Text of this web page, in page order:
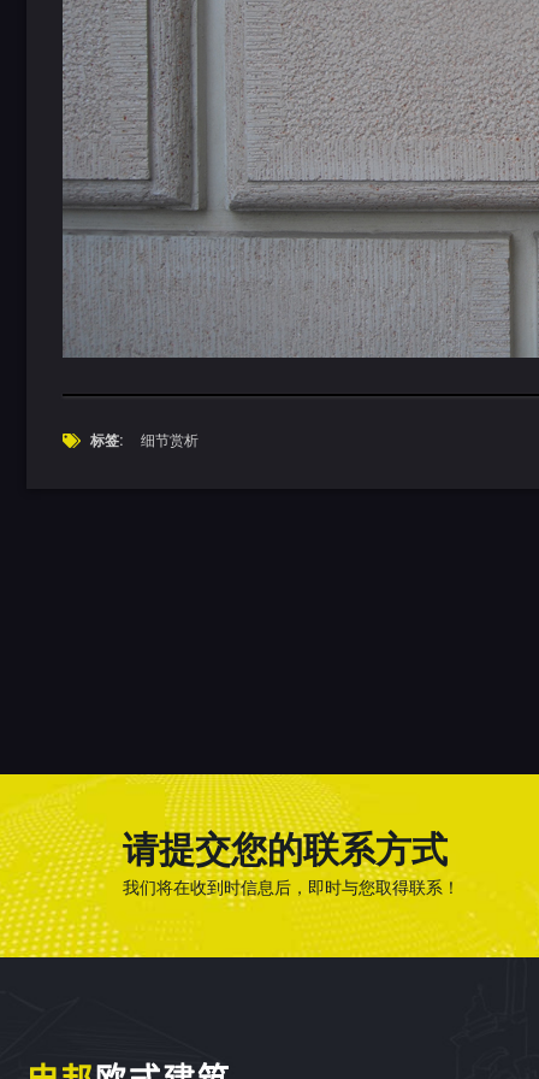
标签: 细节赏析
请提交您的联系方式
我们将在收到时信息后，即时与您取得联系！